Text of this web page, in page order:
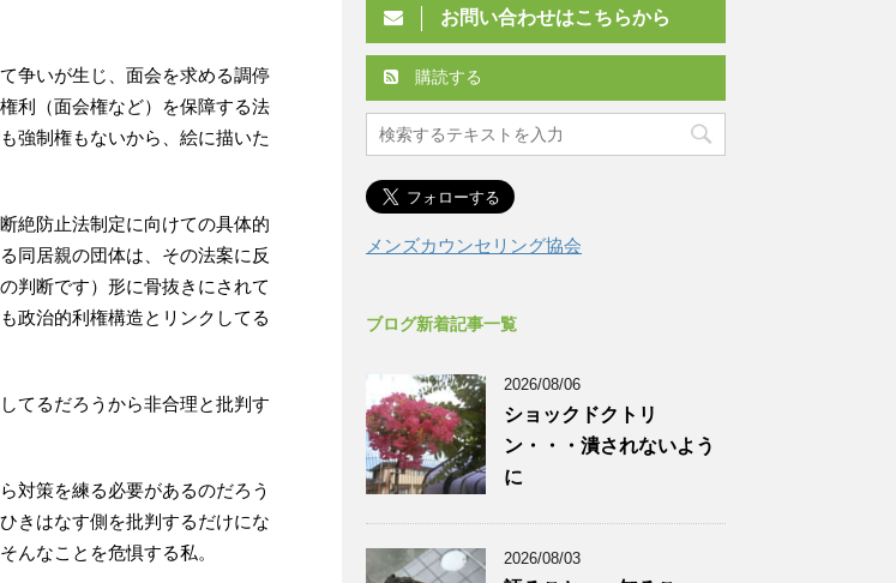
争いが生じ、面会を求める調停
利（面会権など）を保障する法
強制権もないから、絵に描いた
絶防止法制定に向けての具体的
同居親の団体は、その法案に反
判断です）形に骨抜きにされて
政治的利権構造とリンクしてる
てるだろうから非合理と批判す
対策を練る必要があるのだろう
きはなす側を批判するだけにな
んなことを危惧する私。
お問い合わせはこちらから
購読する
メンズカウンセリング協会
ブログ新着記事一覧
2026/08/06
ショックドクトリ
ン・・・潰されないよう
に
2026/08/03